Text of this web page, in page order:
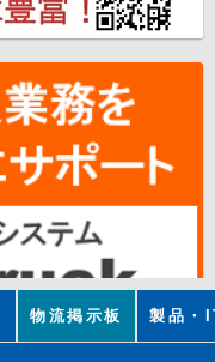
物流掲示板 製品・